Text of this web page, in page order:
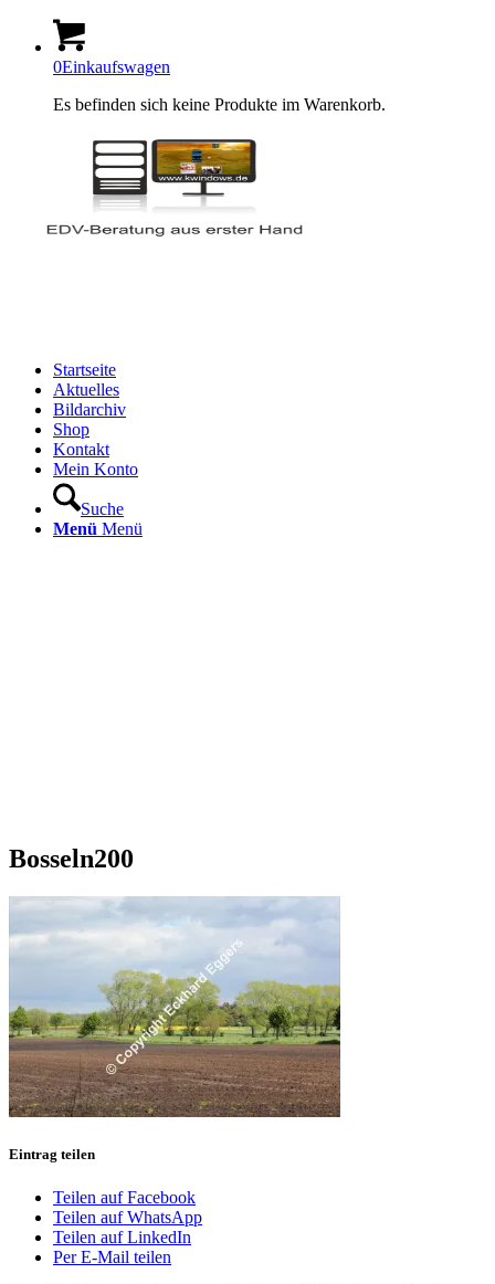
0Einkaufswagen
Es befinden sich keine Produkte im Warenkorb.
Startseite
Aktuelles
Bildarchiv
Shop
Kontakt
Mein Konto
Suche
Menü Menü
Bosseln200
Eintrag teilen
Teilen auf Facebook
Teilen auf WhatsApp
Teilen auf LinkedIn
Per E-Mail teilen